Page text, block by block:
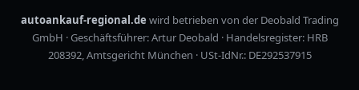
autoankauf-regional.de wird betrieben von der Deobald Trading
GmbH · Geschäftsführer: Artur Deobald · Handelsregister: HRB
208392, Amtsgericht München · USt-IdNr.: DE292537915